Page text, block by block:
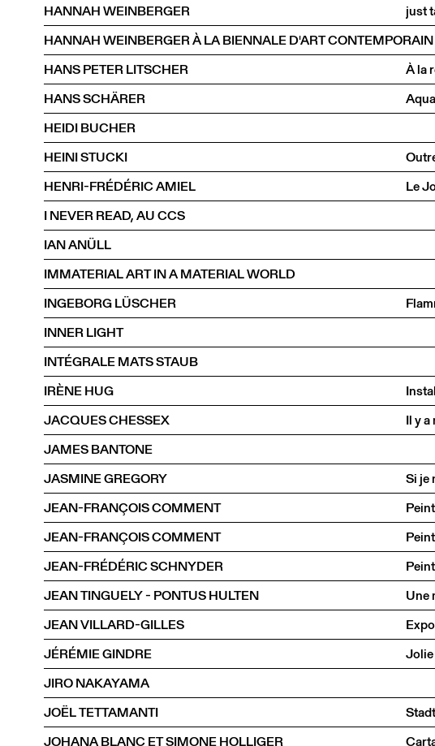
HANNAH WEINBERGER
just
HANNAH WEINBERGER À LA BIENNALE D'ART CONTEMPORAIN
HANS PETER LITSCHER
HANS SCHÄRER
HEIDI BUCHER
HEINI STUCKI
HENRI-FRÉDÉRIC AMIEL
Le
I NEVER READ, AU CCS
IAN ANÜLL
IMMATERIAL ART IN A MATERIAL WORLD
INGEBORG LÜSCHER
INNER LIGHT
INTÉGRALE MATS STAUB
IRÈNE HUG
JACQUES CHESSEX
Il y
JAMES BANTONE
JASMINE GREGORY
Si je
JEAN-FRANÇOIS COMMENT
JEAN-FRANÇOIS COMMENT
JEAN-FRÉDÉRIC SCHNYDER
JEAN TINGUELY - PONTUS HULTEN
Une
JEAN VILLARD-GILLES
JÉRÉMIE GINDRE
Jolie
JIRO NAKAYAMA
JOËL TETTAMANTI
JOHANA BLANC ET SIMONE HOLLIGER